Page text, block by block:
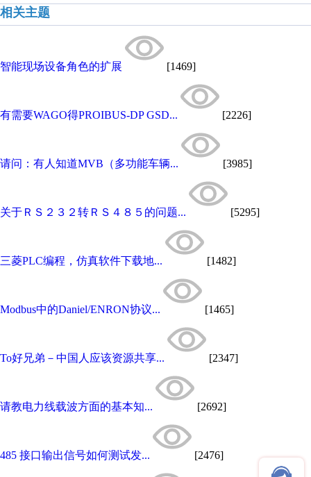
相关主题
智能现场设备角色的扩展 [1469]
有需要WAGO得PROIBUS-DP GSD... [2226]
请问：有人知道MVB（多功能车辆... [3985]
关于ＲＳ２３２转ＲＳ４８５的问题... [5295]
三菱PLC编程，仿真软件下载地... [1482]
Modbus中的Daniel/ENRON协议... [1465]
To好兄弟－中国人应该资源共享... [2347]
请教电力线载波方面的基本知... [2692]
485 接口输出信号如何测试发... [2476]